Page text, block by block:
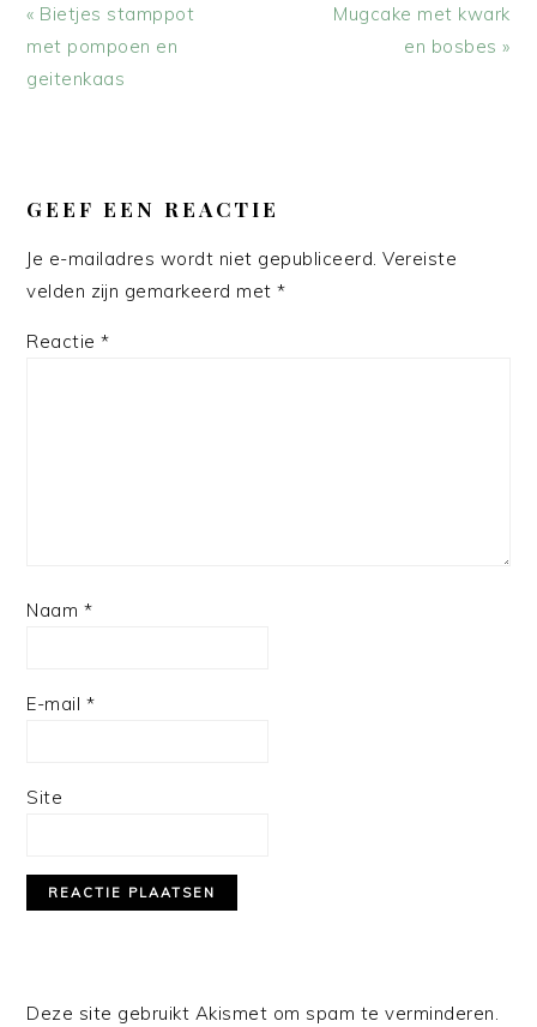
Vorig
bericht:
« Bietjes stamppot
met pompoen en
geitenkaas
Volgend
Mugcake met kwark
en bosbes »
INTERACTIES
GEEF EEN REACTIE
Je e-mailadres wordt niet gepubliceerd. Vereiste
velden zijn gemarkeerd met*
Reactie*
Naam *
E-mail *
Site
Deze site gebruikt Akismet om spam te verminderen.